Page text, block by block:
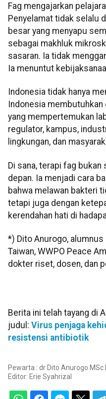
Fag mengajarkan
Penyelamat tidak selalu
besar yang menyapu
sebagai makhluk
sasaran. Ia tidak
Ia menuntut
Indonesia tidak hanya
Indonesia
yang mempertemukan
regulator, kampus,
lingkungan, dan
Di sana, terapi fag
depan. Ia menjadi cara
bahwa melawan bakteri
tetapi juga dengan
kerendahan hati di
*) Dito Anurogo, alumnus
Taiwan, WWPO Peace
dokter riset, dosen, dan
Berita ini telah tayang di
judul: Virus penjaga
resistensi antibiotik
Pewarta : dr Dito Anurogo MSc
Editor: Erie Syahrizal